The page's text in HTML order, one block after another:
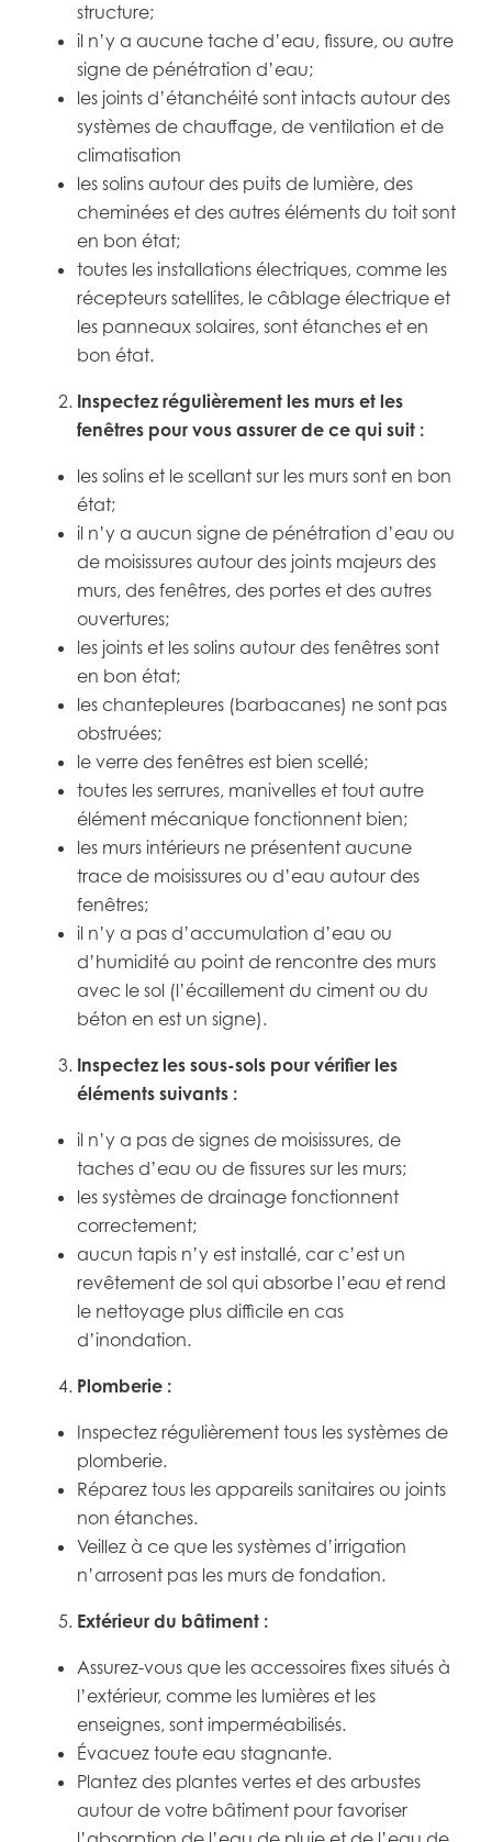
structure;
il n’y a aucune tache d’eau, fissure, ou autre
signe de pénétration d’eau;
les joints d’étanchéité sont intacts autour des
systèmes de chauffage, de ventilation et de
climatisation
les solins autour des puits de lumière, des
cheminées et des autres éléments du toit sont
en bon état;
toutes les installations électriques, comme les
récepteurs satellites, le câblage électrique et
les panneaux solaires, sont étanches et en
bon état.
Inspectez régulièrement les murs et les
fenêtres pour vous assurer de ce qui suit :
les solins et le scellant sur les murs sont en bon
état;
il n’y a aucun signe de pénétration d’eau ou
de moisissures autour des joints majeurs des
murs, des fenêtres, des portes et des autres
ouvertures;
les joints et les solins autour des fenêtres sont
en bon état;
les chantepleures (barbacanes) ne sont pas
obstruées;
le verre des fenêtres est bien scellé;
toutes les serrures, manivelles et tout autre
élément mécanique fonctionnent bien;
les murs intérieurs ne présentent aucune
trace de moisissures ou d’eau autour des
fenêtres;
il n’y a pas d’accumulation d’eau ou
d’humidité au point de rencontre des murs
avec le sol (l’écaillement du ciment ou du
béton en est un signe).
Inspectez les sous-sols pour vérifier les
éléments suivants :
il n’y a pas de signes de moisissures, de
taches d’eau ou de fissures sur les murs;
les systèmes de drainage fonctionnent
correctement;
aucun tapis n’y est installé, car c’est un
revêtement de sol qui absorbe l’eau et rend
le nettoyage plus difficile en cas
d’inondation.
Plomberie :
Inspectez régulièrement tous les systèmes de
plomberie.
Réparez tous les appareils sanitaires ou joints
non étanches.
Veillez à ce que les systèmes d’irrigation
n’arrosent pas les murs de fondation.
Extérieur du bâtiment :
Assurez-vous que les accessoires fixes situés à
l’extérieur, comme les lumières et les
enseignes, sont imperméabilisés.
Évacuez toute eau stagnante.
Plantez des plantes vertes et des arbustes
autour de votre bâtiment pour favoriser